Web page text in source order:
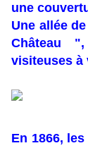
une
Une allée
Château
visiteuses
En 1866,